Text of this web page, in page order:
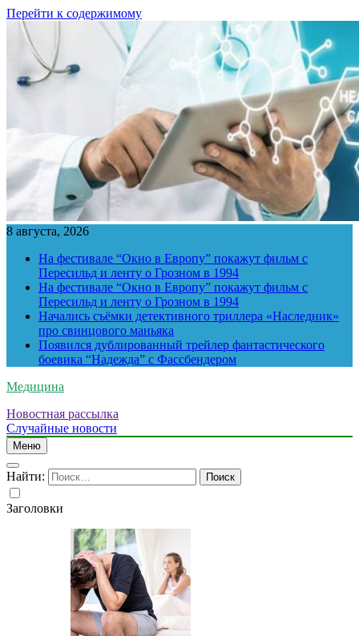
Перейти к содержимому
8 августа, 2026
На фестивале “Окно в Европу” покажут фильм с
Пересильд и ленту о Грозном в 1994
На фестивале “Окно в Европу” покажут фильм с
Пересильд и ленту о Грозном в 1994
Начались съёмки детективного триллера «Наследник»
про свинцового маньяка
Появился дублированный трейлер фантастического
боевика “Надежда” с Фассбендером
Медицина
Новостная рассылка
Случайные новости
Меню
Найти:
Заголовки